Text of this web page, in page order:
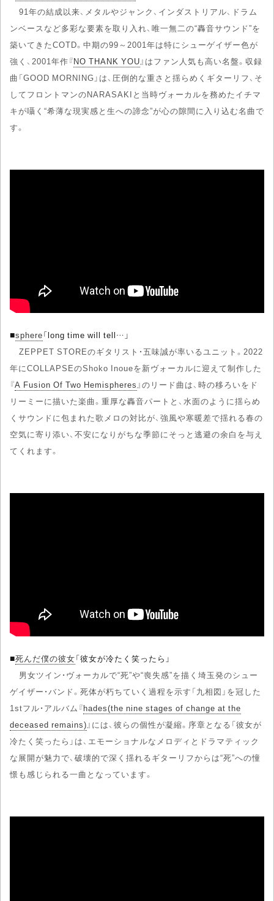
91年の結成以来、メタルやジャンク、インダストリアル、ドラム
ンベースなど多彩な要素を取り入れ、唯一無二の“轟音サウンド”を
築いてきたCOTD。中期の99～2001年は特にシューゲイザー色が
強く、2001年作『NO THANK YOU』はファン人気も高い名盤。収録
曲「GOOD MORNING」は、圧倒的な重さと揺らめくギターリフ、そ
してフロントマンのNARASAKIと当時ヴォーカルを務めたイチマ
キが囁く“希薄な現実感と生への諦念”が心の隙間に入り込む名曲で
す。
■sphere「long time will tell…」
ZEPPET STOREのギタリスト・五味誠が率いるユニット。2022
年にCOLLAPSEのShoko Inoueを新ヴォーカルに迎えて制作した
『A Fusion Of Two Hemispheres』のリード曲は、時の移ろいをド
リーミーに描いた楽曲。重厚な轟音パートと、水面のように揺らめ
くサウンドに包まれた歌メロの対比が、強風や寒暖差で揺れる春の
空気に寄り添い、不安になりがちな季節にそっと逃避の余白を与え
てくれます。
■死んだ僕の彼女「彼女が冷たく笑ったら」
男女ツイン・ヴォーカルで“死”や“喪失感”を描く埼玉発のシュー
ゲイザー・バンド。死体が朽ちていく過程を示す「九相図」を冠した
1stフル・アルバム『hades(the nine stages of change at the
deceased remains)』には、彼らの個性が凝縮。序章となる「彼女が
冷たく笑ったら」は、エモーショナルなメロディとドラマティック
な展開が魅力で、破壊的で深く揺れるギターリフからは“死”への憧
憬も感じられる一曲となっています。